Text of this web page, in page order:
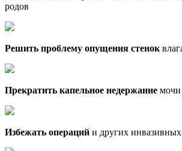
родов
Решить проблему опущения стенок
Прекратить капельное недержание мочи
Избежать операций и других